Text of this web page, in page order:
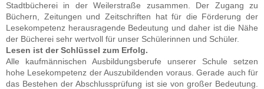
Stadtbücherei in der Weilerstraße zusammen. Der Zugang zu
Büchern, Zeitungen und Zeitschriften hat für die Förderung der
Lesekompetenz herausragende Bedeutung und daher ist die Nähe
der Bücherei sehr wertvoll für unser Schülerinnen und Schüler.
Lesen ist der Schlüssel zum Erfolg.
Alle kaufmännischen Ausbildungsberufe unserer Schule setzen
hohe Lesekompetenz der Auszubildenden voraus. Gerade auch für
das Bestehen der Abschlussprüfung ist sie von großer Bedeutung.